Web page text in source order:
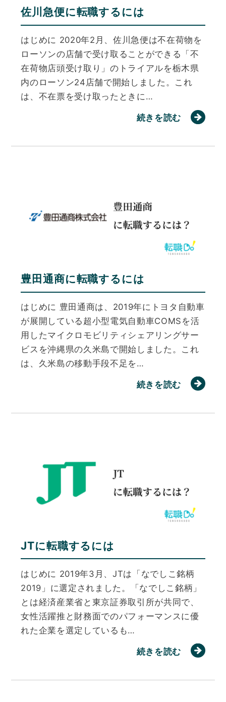
佐川急便に転職するには
はじめに 2020年2月、佐川急便は不在荷物を
ローソンの店舗で受け取ることができる「不
在荷物店頭受け取り」のトライアルを栃木県
内のローソン24店舗で開始しました。これ
は、不在票を受け取ったときに…
続きを読む
豊田通商に転職するには
はじめに 豊田通商は、2019年にトヨタ自動車
が展開している超小型電気自動車COMSを活
用したマイクロモビリティシェアリングサー
ビスを沖縄県の久米島で開始しました。これ
は、久米島の移動手段不足を…
続きを読む
JTに転職するには
はじめに 2019年3月、JTは「なでしこ銘柄
2019」に選定されました。「なでしこ銘柄」
とは経済産業省と東京証券取引所が共同で、
女性活躍推と財務面でのパフォーマンスに優
れた企業を選定しているも…
続きを読む